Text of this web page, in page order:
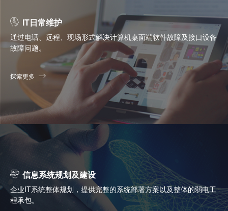
IT日常维护
通过电话、远程、现场形式解决计算机桌面端软件故障及接口设备
故障问题。
探索更多
信息系统规划及建设
企业IT系统整体规划，提供完整的系统部署方案以及整体的弱电工
程承包。